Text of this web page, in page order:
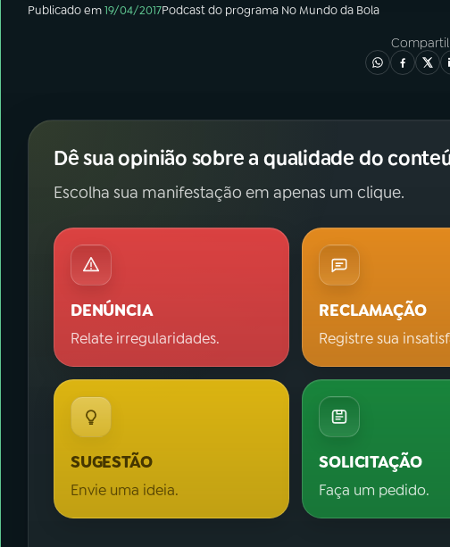
Publicado em19/04/2017Podcastdo programa No Mundo da Bola
Dê sua opinião sobre a qualidade do
Escolha sua manifestação em apenas um clique.
DENÚNCIA
Relate irregularidades.
RECLAMAÇÃO
Registre sua
SUGESTÃO
Envie uma ideia.
SOLICITAÇÃO
Faça um pedido.